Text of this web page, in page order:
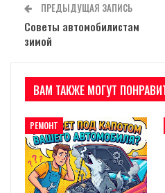
ПРЕДЫДУЩАЯ ЗАПИСЬ
Советы автомобилистам
зимой
ВАМ ТАКЖЕ МОГУТ
РЕМОНТ